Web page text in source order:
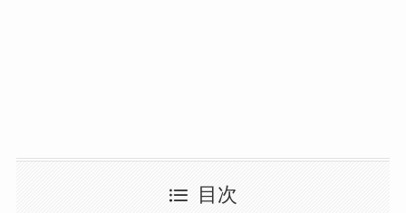
目次